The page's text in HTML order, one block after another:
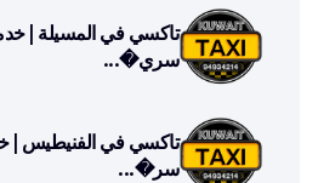
تاكسي في المسيلة |
سري�...
تاكسي في الفنيطيس |
سر�...